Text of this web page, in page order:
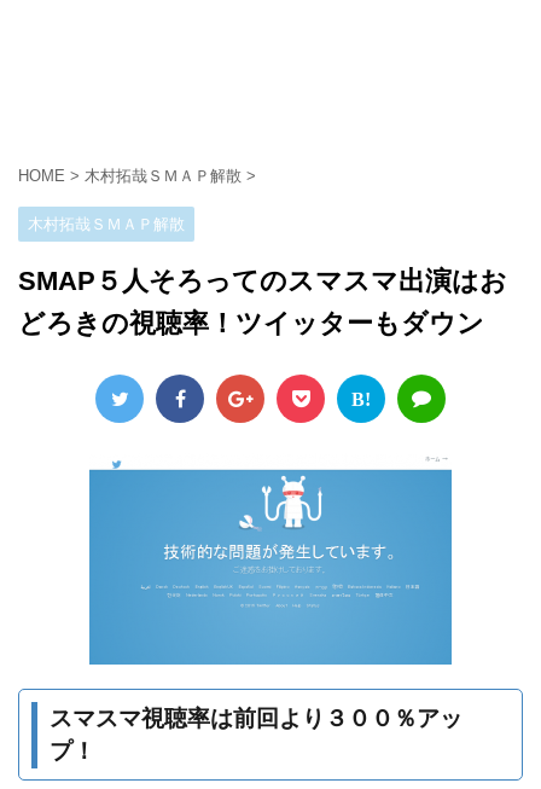
HOME > 木村拓哉ＳＭＡＰ解散 >
木村拓哉ＳＭＡＰ解散
SMAP５人そろってのスマスマ出演はお
どろきの視聴率！ツイッターもダウン
B!
スマスマ視聴率は前回より３００％アッ
プ！